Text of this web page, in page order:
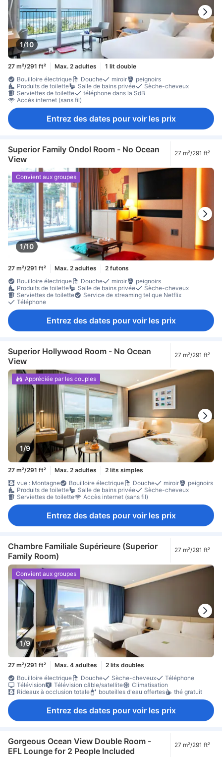
1/10
27 m²/291 ft² Max. 2 adultes
1 lit double
Bouilloire électrique
Douche miroir
peignoirs
Produits de toilette
Salle de bains privée
Sèche-cheveux
Serviettes de toilette
téléphone dans la SdB
Accès internet (sans fil)
Entrez des dates pour voir les prix
Superior Family Ondol Room - No Ocean
View
27 m²/291 ft²
1/10
Convient aux groupes
27 m²/291 ft² Max. 2 adultes
2 futons
Bouilloire électrique
Douche miroir
peignoirs
Produits de toilette
Salle de bains privée
Sèche-cheveux
Serviettes de toilette
Service de streaming tel que Netflix
Téléphone
Entrez des dates pour voir les prix
Superior Hollywood Room - No Ocean
View
27 m²/291 ft²
1/9
Appréciée par les couples
27 m²/291 ft² Max. 2 adultes
2 lits simples
vue : Montagne
Bouilloire électrique Douche miroir
peignoirs
Produits de toilette
Salle de bains privée
Sèche-cheveux
Serviettes de toilette
Accès internet (sans fil)
Entrez des dates pour voir les prix
Chambre Familiale Supérieure (Superior
Family Room)
27 m²/291 ft²
1/9
Convient aux groupes
27 m²/291 ft² Max. 4 adultes
2 lits doubles
Bouilloire électrique
Douche Sèche-cheveux
Téléphone
Télévision
Télévision câble/satellite
Climatisation
Rideaux à occlusion totale
bouteilles d'eau offertes thé gratuit
Entrez des dates pour voir les prix
Gorgeous Ocean View Double Room -
EFL Lounge for 2 People Included
27 m²/291 ft²